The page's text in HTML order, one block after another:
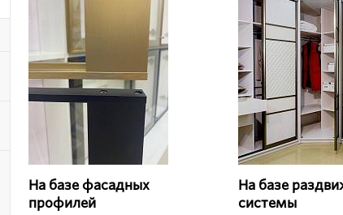
На базе фасадных
профилей
На базе
системы